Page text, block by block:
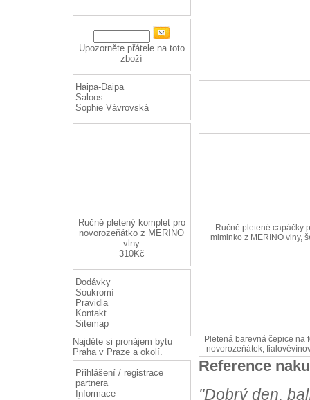
Upozorněte přátele na toto
zboží
Haipa-Daipa
Saloos
Sophie Vávrovská
Ručně pletený komplet pro
novorozeňátko z MERINO
vlny
310Kč
Dodávky
Soukromí
Pravidla
Kontakt
Sitemap
Najděte si pronájem bytu
Prahav Praze a okolí.
Přihlášení / registrace
partnera
Informace
Ručně pletené capáčky
miminko z MERINO vlny,
Pletená barevná čepice na
novorozeňátek,
Reference
"Dobrý den,